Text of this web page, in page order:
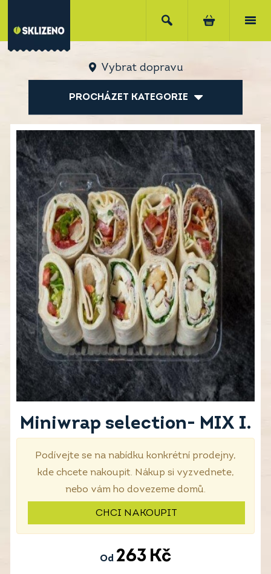
Vybrat dopravu
PROCHÁZET KATEGORIE
Miniwrap selection- MIX I.
Podívejte se na nabídku konkrétní prodejny,
kde chcete nakoupit. Nákup si vyzvednete,
nebo vám ho dovezeme domů.
CHCI NAKOUPIT
Od 263 Kč